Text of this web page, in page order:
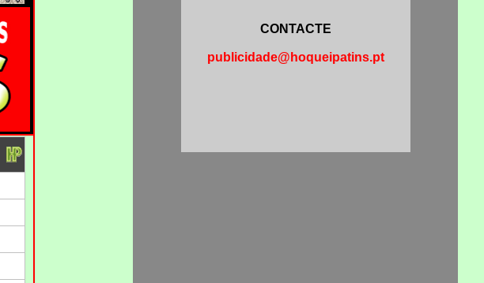
CONTACTE
publicidade@hoqueipatins.pt